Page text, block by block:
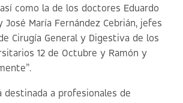
como la de los doctores Eduardo
José María Fernández Cebrián, jefes
Cirugía General y Digestiva de los
12 de Octubre y Ramón y
destinada a profesionales de